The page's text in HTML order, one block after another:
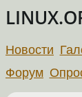
Новости
Форум